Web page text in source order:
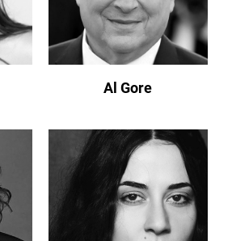
Al Gore